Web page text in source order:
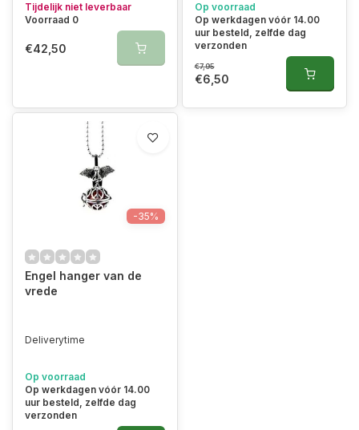
Tijdelijk niet leverbaar
Voorraad 0
€42,50
Op voorraad
Op werkdagen vóór 14.00
uur besteld, zelfde dag
verzonden
€7,95
€6,50
-35%
Engel hanger van de
vrede
Deliverytime
Op voorraad
Op werkdagen vóór 14.00
uur besteld, zelfde dag
verzonden